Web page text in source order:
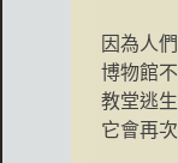
因為人
博物館
教堂逃
它會再